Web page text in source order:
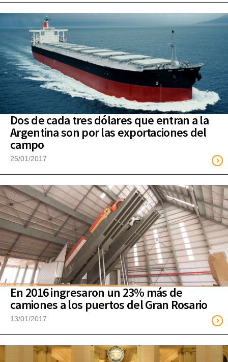
Dos de cada tres dólares que entran a la
Argentina son por las exportaciones del
campo
26/01/2017
En 2016 ingresaron un 23% más de
camiones a los puertos del Gran Rosario
13/01/2017